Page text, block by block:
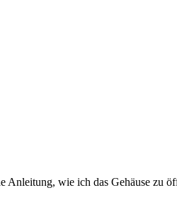
wie ich das Gehäuse zu